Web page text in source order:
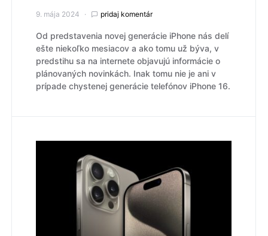
9. mája 2024 pridaj komentár
Od predstavenia novej generácie iPhone nás delí
ešte niekoľko mesiacov a ako tomu už býva, v
predstihu sa na internete objavujú informácie o
plánovaných novinkách. Inak tomu nie je ani v
prípade chystenej generácie telefónov iPhone 16.